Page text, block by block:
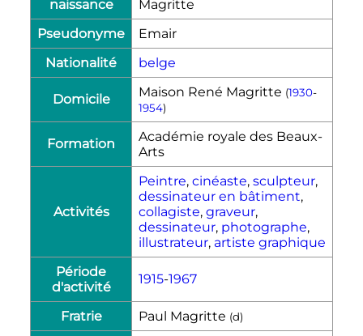
naissance
Magritte
Pseudonyme
Emair
Nationalité
belge
Domicile Maison René Magritte (1930-
1954)
Formation
Académie royale des Beaux-
Arts
Activités
Peintre, cinéaste, sculpteur,
dessinateur en bâtiment,
collagiste, graveur,
dessinateur, photographe,
illustrateur, artiste graphique
Période
d'activité
1915-1967
Fratrie Paul Magritte (d)